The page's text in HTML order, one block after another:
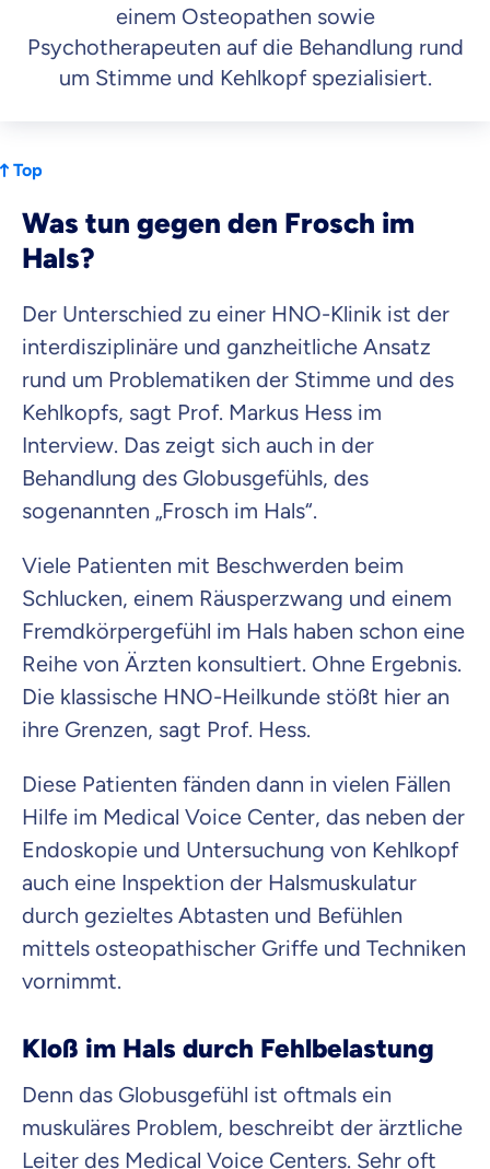
einem Osteopathen sowie
Psychotherapeuten auf die Behandlung rund
um Stimme und Kehlkopf spezialisiert.
Top
Was tun gegen den Frosch im
Hals?
Der Unterschied zu einer HNO-Klinik ist der
interdisziplinäre und ganzheitliche Ansatz
rund um Problematiken der Stimme und des
Kehlkopfs, sagt Prof. Markus Hess im
Interview. Das zeigt sich auch in der
Behandlung des Globusgefühls, des
sogenannten „Frosch im Hals“.
Viele Patienten mit Beschwerden beim
Schlucken, einem Räusperzwang und einem
Fremdkörpergefühl im Hals haben schon eine
Reihe von Ärzten konsultiert. Ohne Ergebnis.
Die klassische HNO-Heilkunde stößt hier an
ihre Grenzen, sagt Prof. Hess.
Diese Patienten fänden dann in vielen Fällen
Hilfe im Medical Voice Center, das neben der
Endoskopie und Untersuchung von Kehlkopf
auch eine Inspektion der Halsmuskulatur
durch gezieltes Abtasten und Befühlen
mittels osteopathischer Griffe und Techniken
vornimmt.
Kloß im Hals durch Fehlbelastung
Denn das Globusgefühl ist oftmals ein
muskuläres Problem, beschreibt der ärztliche
Leiter des Medical Voice Centers. Sehr oft